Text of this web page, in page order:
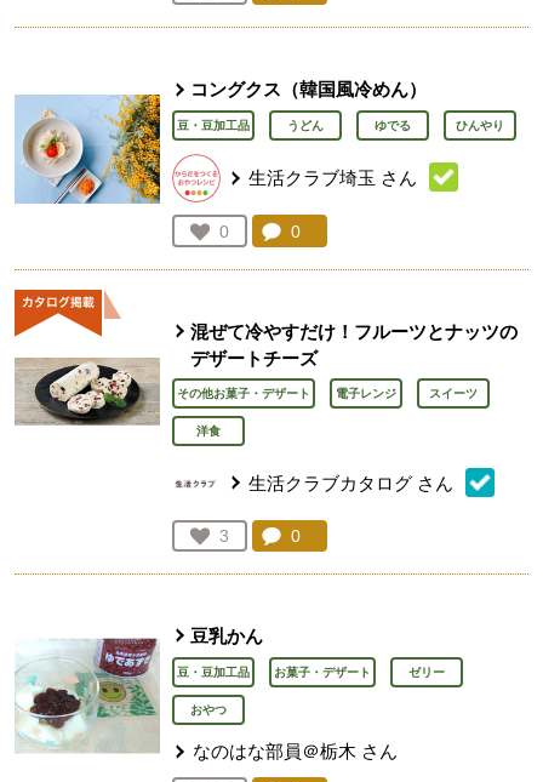
人が登録
コングクス（韓国風冷めん）
豆・豆加工品 うどん ゆでる ひんやり
生活クラブ埼玉 さん
お気に入り登録：
0
人が登録
コメント：
0
混ぜて冷やすだけ！フルーツとナッツの
デザートチーズ
その他お菓子・デザート 電子レンジ スイーツ
洋食
生活クラブカタログ さん
お気に入り登録：
3
人が登録
コメント：
0
豆乳かん
豆・豆加工品 お菓子・デザート ゼリー
おやつ
なのはな部員＠栃木 さん